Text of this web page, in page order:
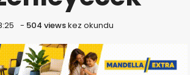
- 504 viewskez okundu